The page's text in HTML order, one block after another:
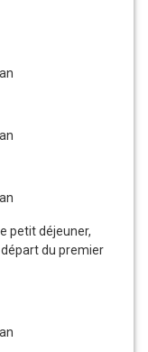
petit déjeuner,
du premier